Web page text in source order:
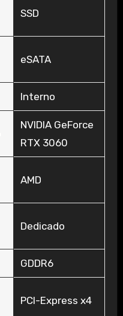
‎SSD
‎eSATA
‎Interno
‎NVIDIA GeForce
RTX 3060
‎AMD
‎Dedicado
‎GDDR6
‎PCI-Express x4